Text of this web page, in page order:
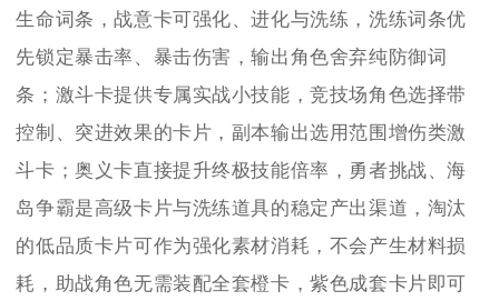
生命词条，战意卡可强化、进化与洗练，洗练词条优
先锁定暴击率、暴击伤害，输出角色舍弃纯防御词
条；激斗卡提供专属实战小技能，竞技场角色选择带
控制、突进效果的卡片，副本输出选用范围增伤类激
斗卡；奥义卡直接提升终极技能倍率，勇者挑战、海
岛争霸是高级卡片与洗练道具的稳定产出渠道，淘汰
的低品质卡片可作为强化素材消耗，不会产生材料损
耗，助战角色无需装配全套橙卡，紫色成套卡片即可